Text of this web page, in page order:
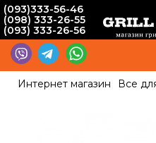
(093)333-56-46
(098) 333-26-55
(093) 333-26-56
Интернет магазин Все